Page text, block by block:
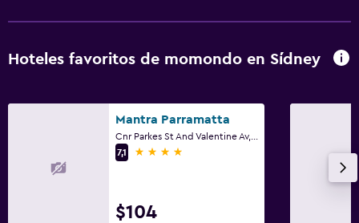
Senderismo
Hoteles favoritos de momondo en Sídney
Mantra Parramatta
7,1
4 estrellas
$104